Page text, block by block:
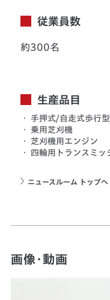
従業員数
約300名
生産品目
・
手押式/自走式歩行
・
乗用芝刈機
・
芝刈機用エンジン
・
四輪用トランスミッ
ニュースルーム トップへ
画像・動画